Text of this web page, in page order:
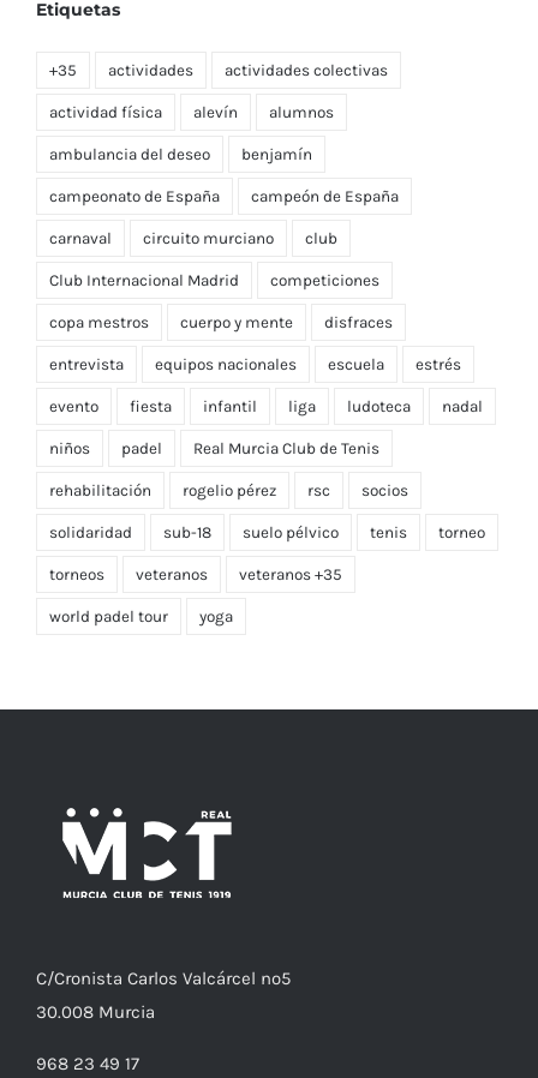
Etiquetas
+35 actividades actividades colectivas
actividad física alevín alumnos
ambulancia del deseo benjamín
campeonato de España campeón de España
carnaval circuito murciano club
Club Internacional Madrid competiciones
copa mestros cuerpo y mente disfraces
entrevista equipos nacionales escuela estrés
evento fiesta infantil liga ludoteca nadal
niños padel Real Murcia Club de Tenis
rehabilitación rogelio pérez rsc socios
solidaridad sub-18 suelo pélvico tenis torneo
torneos veteranos veteranos +35
world padel tour yoga
C/Cronista Carlos Valcárcel nº5
30.008 Murcia
968 23 49 17